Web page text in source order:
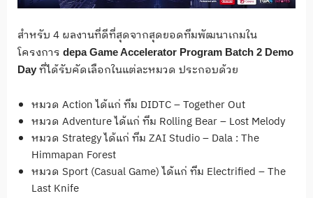
สำหรับ 4 ผลงานที่ดีที่สุดจากสุดยอดทีมพัฒนาเกมใน
โครงการ depa Game Accelerator Program Batch 2 Demo
Day ที่ได้รับคัดเลือกในแต่ละหมวด ประกอบด้วย
หมวด Action ได้แก่ ทีม DIDTC – Together Out
หมวด Adventure ได้แก่ ทีม Rolling Bear – Lost Melody
หมวด Strategy ได้แก่ ทีม ZAI Studio – Dala : The
Himmapan Forest
หมวด Sport (Casual Game) ได้แก่ ทีม Electrified – The
Last Knife